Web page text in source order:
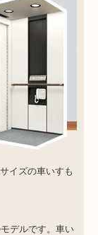
イズの車いすも
デルです。車い